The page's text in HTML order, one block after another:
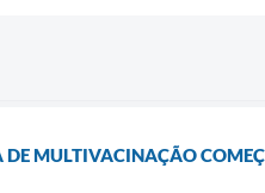
MULTIVACINAÇÃO